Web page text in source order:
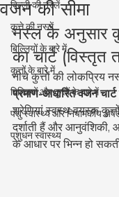
बिल्ली की नस्लें
कुत्ते की नस्लें
बिल्लियों के बारे में
कुत्तों के बारे में
बिल्लियों और कुत्तों के बारे में
पशु स्वास्थ्य और नियामकीय
पशुधन स्वास्थ्य
वजन की सीमा
नस्ल के अनुसार
का चार्ट (विस्तृत
नीचे कुत्तों की लोकप्रिय
प्रमाण-आधारित वजन चार्ट
श्रेणियां स्वस्थ वयस्क
दर्शाती हैं और आनुवंशिकी,
के आधार पर भिन्न हो